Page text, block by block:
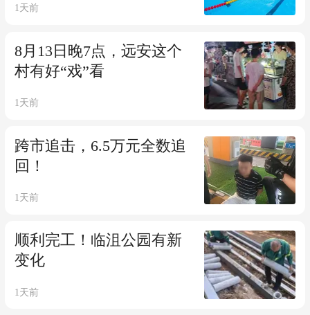
1天前
8月13日晚7点，远安这个
村有好“戏”看
1天前
跨市追击，6.5万元全数追
回！
1天前
顺利完工！临沮公园有新
变化
1天前